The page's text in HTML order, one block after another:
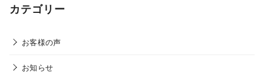
カテゴリー
お客様の声
お知らせ